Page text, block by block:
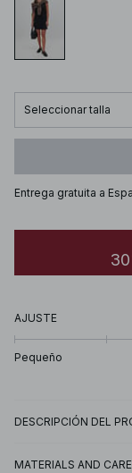
Seleccionar talla
Entrega gratuita a
AJUSTE
Pequeño
DESCRIPCIÓN DEL
MATERIALS AND CARE